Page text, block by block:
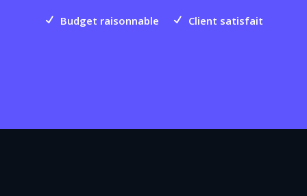
Budget raisonnable Client satisfait